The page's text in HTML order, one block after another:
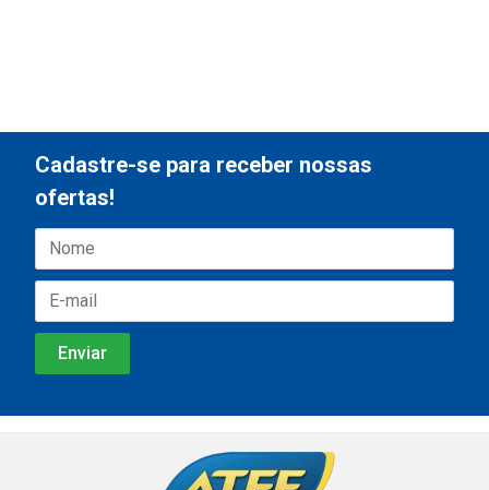
Cadastre-se para receber nossas
ofertas!